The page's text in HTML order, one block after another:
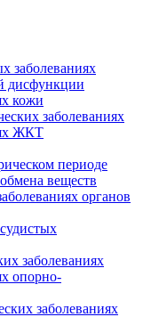
заболеваниях
дисфункции
кожи
заболеваниях
ЖКТ
периоде
веществ
органов
заболеваниях
опорно-
заболеваниях